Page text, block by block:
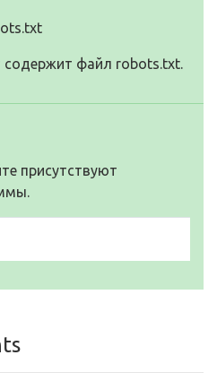
содержит файл robots.txt.
присутствуют